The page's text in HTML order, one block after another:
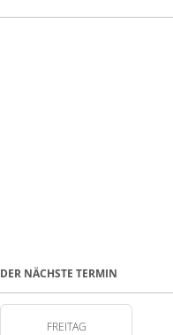
DER NÄCHSTE TERMIN
FREITAG